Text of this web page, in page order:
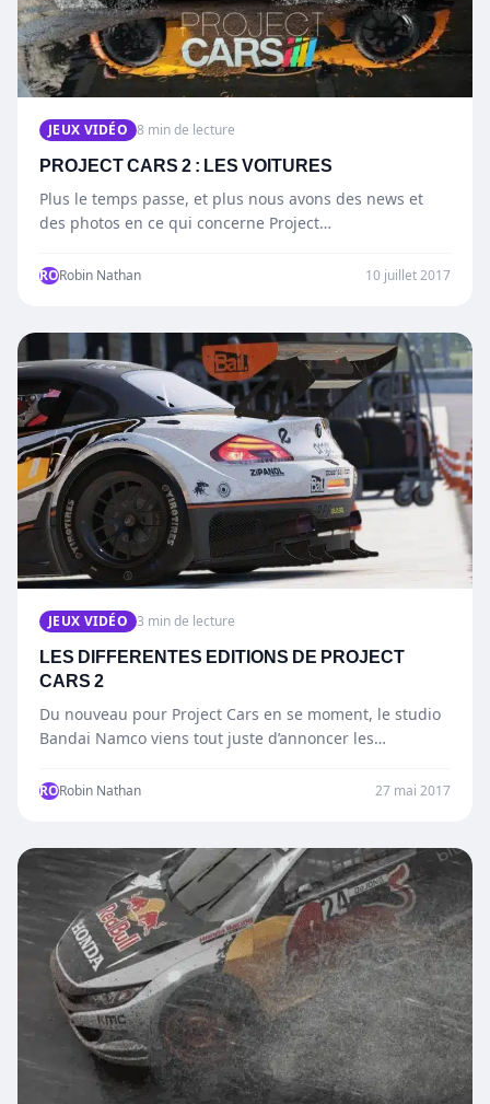
JEUX VIDÉO 8 min de lecture
PROJECT CARS 2 : LES VOITURES
Plus le temps passe, et plus nous avons des news et
des photos en ce qui concerne Project…
RORobin Nathan 10 juillet 2017
JEUX VIDÉO 3 min de lecture
LES DIFFERENTES EDITIONS DE PROJECT
CARS 2
Du nouveau pour Project Cars en se moment, le studio
Bandai Namco viens tout juste d’annoncer les
RORobin Nathan 27 mai 2017